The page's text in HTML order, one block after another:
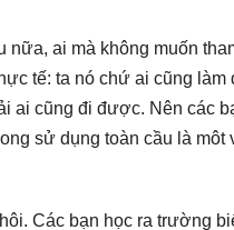
ai mà không muốn
tế: ta nó chứ ai cũng làm
ai cũng đi được. Nên các
sử dụng toàn cầu là môt
Các bạn học ra trường